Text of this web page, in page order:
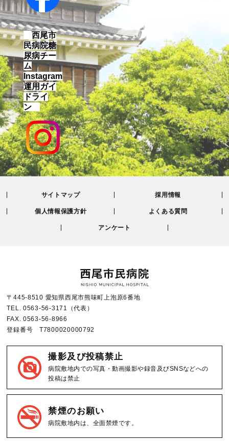
西尾市
民病院糖
尿病チー
ム
Instagram
運用ガイ
ドライ
ン
サイトマップ 採用情報
個人情報保護方針 よくある質問
アンケート
〒445-8510 愛知県西尾市熊味町上泡原6番地
TEL.0563-56-3171
（代表）
FAX.0563-56-8966
登録番号 T7800020000792
撮影及び投稿禁止
病院敷地内での写真・動画撮影や録音及びSNSなどへの
投稿は禁止
禁煙のお願い
病院敷地内は、全面禁煙です。